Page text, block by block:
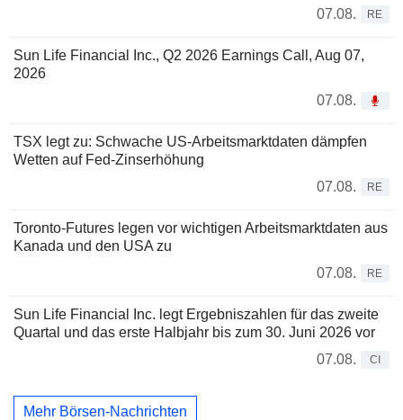
07.08.
RE
Sun Life Financial Inc., Q2 2026 Earnings Call, Aug 07,
2026
07.08.
TSX legt zu: Schwache US-Arbeitsmarktdaten dämpfen
Wetten auf Fed-Zinserhöhung
07.08.
RE
Toronto-Futures legen vor wichtigen Arbeitsmarktdaten aus
Kanada und den USA zu
07.08.
RE
Sun Life Financial Inc. legt Ergebniszahlen für das zweite
Quartal und das erste Halbjahr bis zum 30. Juni 2026 vor
07.08.
CI
Mehr Börsen-Nachrichten